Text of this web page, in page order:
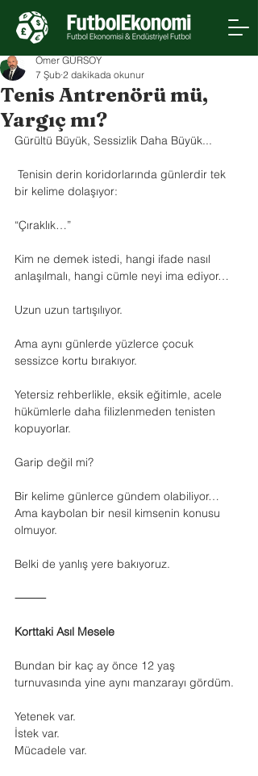
Tenis Antrenörü mü,
Yargıç mı?
Ömer GÜRSOY
7 Şub 2 dakikada okunur
Gürültü Büyük, Sessizlik Daha Büyük...
Tenisin derin koridorlarında günlerdir tek
bir kelime dolaşıyor:
“Çıraklık…”
Kim ne demek istedi, hangi ifade nasıl
anlaşılmalı, hangi cümle neyi ima ediyor…
Uzun uzun tartışılıyor.
Ama aynı günlerde yüzlerce çocuk
sessizce kortu bırakıyor.
Yetersiz rehberlikle, eksik eğitimle, acele
hükümlerle daha filizlenmeden tenisten
kopuyorlar.
Garip değil mi?
Bir kelime günlerce gündem olabiliyor…
Ama kaybolan bir nesil kimsenin konusu
olmuyor.
Belki de yanlış yere bakıyoruz.
⸻
Korttaki Asıl Mesele
Bundan bir kaç ay önce 12 yaş
turnuvasında yine aynı manzarayı gördüm.
Yetenek var.
İstek var.
Mücadele var.